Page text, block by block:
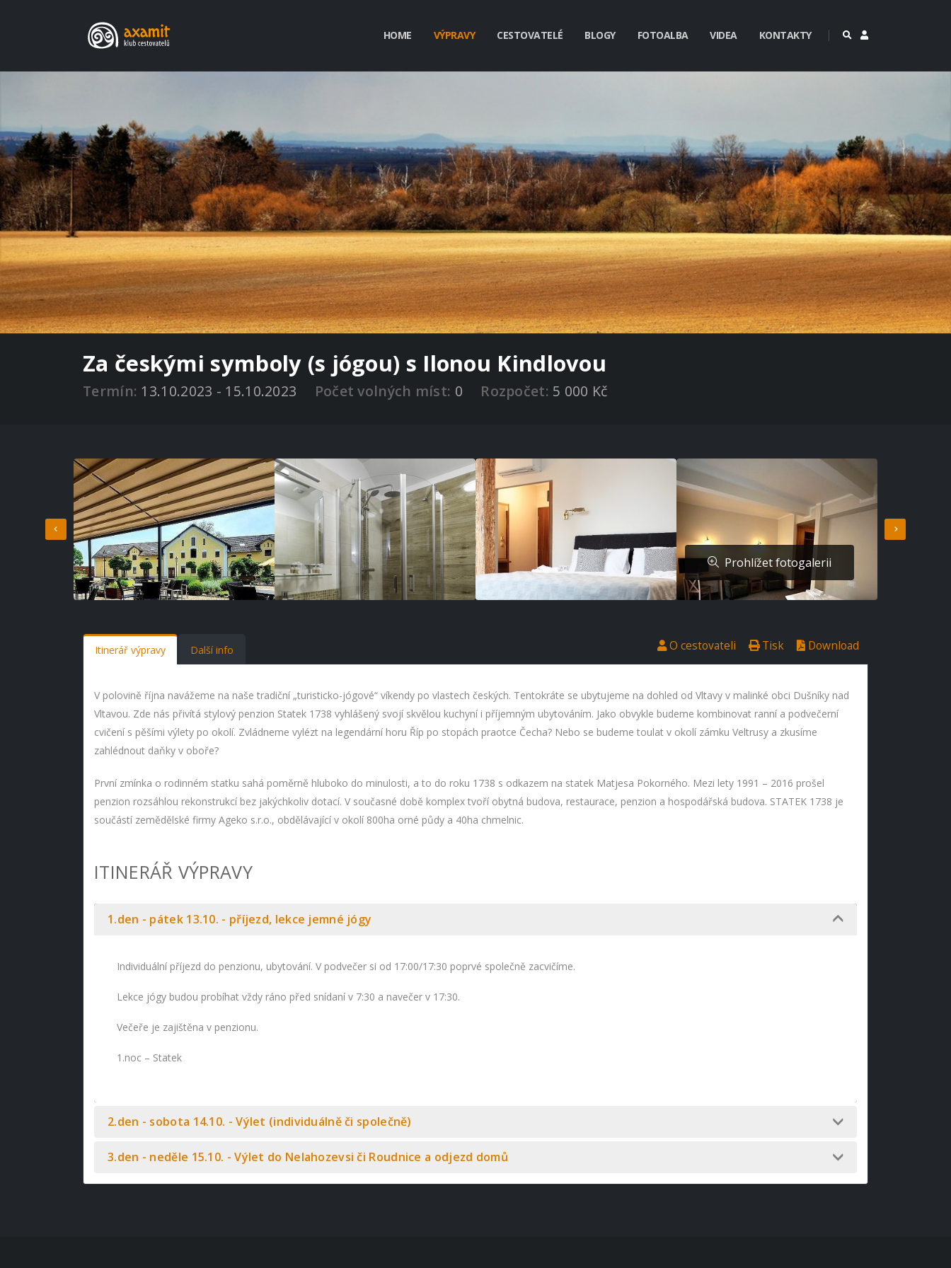
HOME VÝPRAVY CESTOVATELÉ BLOGY FOTOALBA VIDEA KONTAKTY
Za českými symboly (s jógou) s Ilonou Kindlovou
Termín: 13.10.2023 - 15.10.2023 Počet volných míst: 0 Rozpočet: 5 000 Kč
Prohlížet fotogalerii
Itinerář výpravy Další info O cestovateli Tisk Download
V polovině října navážeme na naše tradiční „turisticko-jógové“ víkendy po vlastech českých. Tentokráte se ubytujeme na dohled od Vltavy v malinké obci Dušníky nad
Vltavou. Zde nás přivítá stylový penzion Statek 1738 vyhlášený svojí skvělou kuchyní i příjemným ubytováním. Jako obvykle budeme kombinovat ranní a podvečerní
cvičení s pěšími výlety po okolí. Zvládneme vylézt na legendární horu Říp po stopách praotce Čecha? Nebo se budeme toulat v okolí zámku Veltrusy a zkusíme
zahlédnout daňky v oboře?
První zmínka o rodinném statku sahá poměrně hluboko do minulosti, a to do roku 1738 s odkazem na statek Matjesa Pokorného. Mezi lety 1991 – 2016 prošel
penzion rozsáhlou rekonstrukcí bez jakýchkoliv dotací. V současné době komplex tvoří obytná budova, restaurace, penzion a hospodářská budova. STATEK 1738 je
součástí zemědělské firmy Ageko s.r.o., obdělávající v okolí 800ha orné půdy a 40ha chmelnic.
ITINERÁŘ VÝPRAVY
1.den - pátek 13.10. - příjezd, lekce jemné jógy
Individuální příjezd do penzionu, ubytování. V podvečer si od 17:00/17:30 poprvé společně zacvičíme.
Lekce jógy budou probíhat vždy ráno před snídaní v 7:30 a navečer v 17:30.
Večeře je zajištěna v penzionu.
1.noc – Statek
2.den - sobota 14.10. - Výlet (individuálně či společně)
3.den - neděle 15.10. - Výlet do Nelahozevsi či Roudnice a odjezd domů